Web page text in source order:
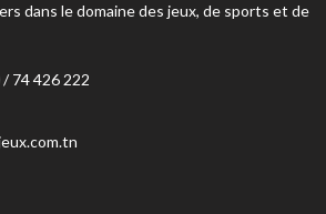
dans le domaine des jeux, de sports et de
74 426 222